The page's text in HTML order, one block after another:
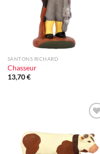
SANTONS RICHARD
Chasseur
13,70€
à la liste
d'envie